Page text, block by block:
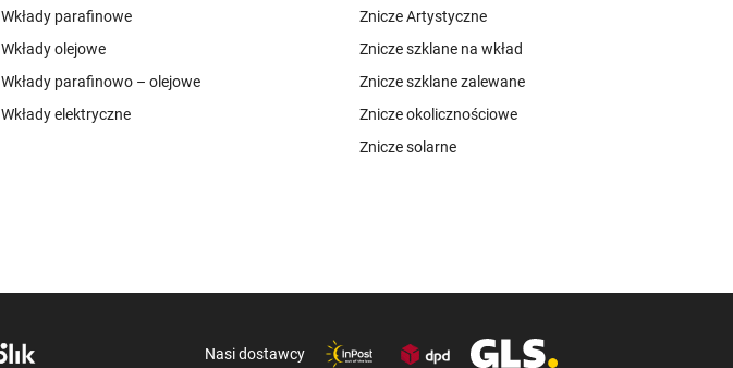
Wkłady parafinowe
Wkłady olejowe
Wkłady parafinowo – olejowe
Wkłady elektryczne
Znicze Artystyczne
Znicze szklane na wkład
Znicze szklane zalewane
Znicze okolicznościowe
Znicze solarne
Nasi dostawcy